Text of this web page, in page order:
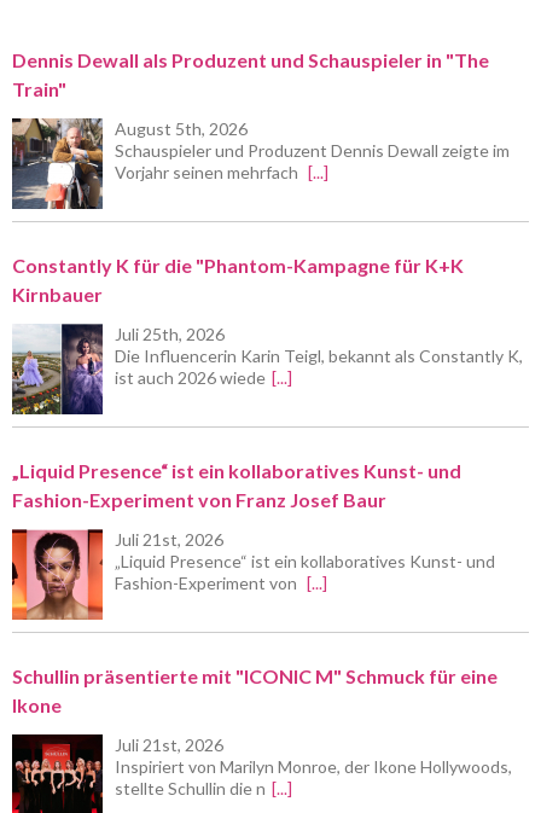
Dennis Dewall als Produzent und Schauspieler in "The
Train"
August 5th, 2026
Schauspieler und Produzent Dennis Dewall zeigte im
Vorjahr seinen mehrfach [...]
Constantly K für die "Phantom-Kampagne für K+K
Kirnbauer
Juli 25th, 2026
Die Influencerin Karin Teigl, bekannt als Constantly K,
ist auch 2026 wiede [...]
„Liquid Presence“ ist ein kollaboratives Kunst- und
Fashion-Experiment von Franz Josef Baur
Juli 21st, 2026
„Liquid Presence“ ist ein kollaboratives Kunst- und
Fashion-Experiment von [...]
Schullin präsentierte mit "ICONIC M" Schmuck für eine
Ikone
Juli 21st, 2026
Inspiriert von Marilyn Monroe, der Ikone Hollywoods,
stellte Schullin die n [...]